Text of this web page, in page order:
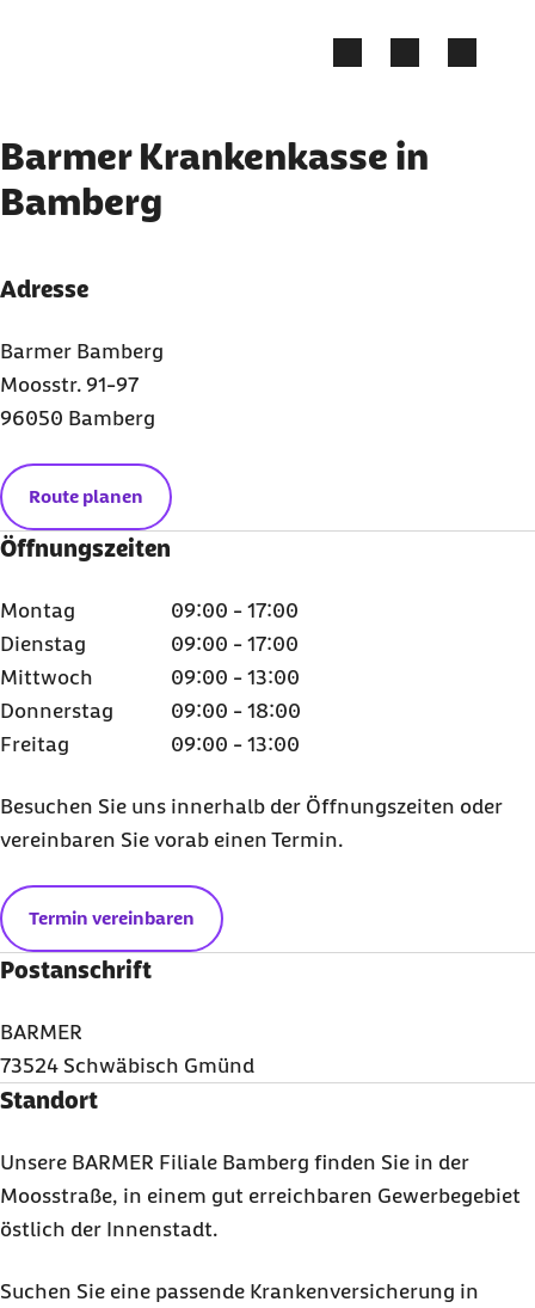
Barmer Krankenkasse in
Bamberg
Adresse
Barmer Bamberg
Moosstr. 91-97
96050 Bamberg
Route planen
Öffnungszeiten
Montag
09:00 - 17:00
Dienstag
09:00 - 17:00
Mittwoch
09:00 - 13:00
Donnerstag
09:00 - 18:00
Freitag
09:00 - 13:00
Besuchen Sie uns innerhalb der Öffnungszeiten oder
vereinbaren Sie vorab einen Termin.
Termin vereinbaren
Postanschrift
BARMER
73524 Schwäbisch Gmünd
Standort
Unsere BARMER Filiale Bamberg finden Sie in der
Moosstraße, in einem gut erreichbaren Gewerbegebiet
östlich der Innenstadt.
Suchen Sie eine passende Krankenversicherung in